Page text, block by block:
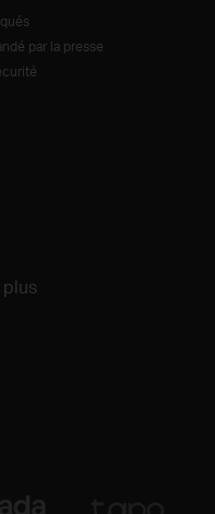
par la presse